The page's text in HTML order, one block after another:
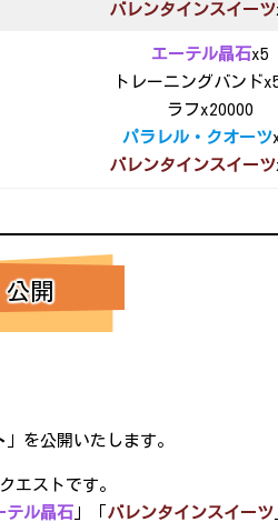
バレンタインスイーツ
エーテル晶石x5
トレーニングバンド
ラフx20000
パラレル・クオーツ
バレンタインスイーツ
開
」を公開いたします。
クエストです。
テル晶石」「 バレンタインスイーツ